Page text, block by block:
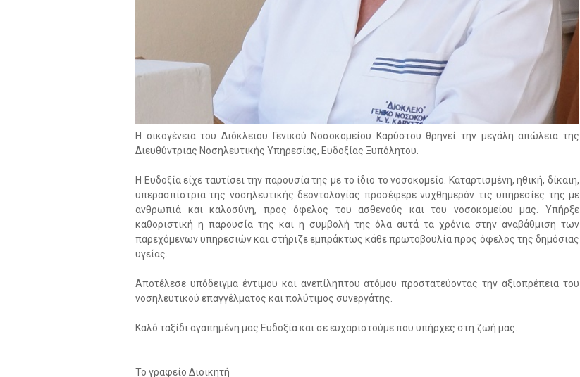
Η οικογένεια του Διόκλειου Γενικού Νοσοκομείου Καρύστου θρηνεί την μεγάλη απώλεια της
Διευθύντριας Νοσηλευτικής Υπηρεσίας, Ευδοξίας Ξυπόλητου.
Η Ευδοξία είχε ταυτίσει την παρουσία της με το ίδιο το νοσοκομείο. Καταρτισμένη, ηθική, δίκαιη,
υπερασπίστρια της νοσηλευτικής δεοντολογίας προσέφερε νυχθημερόν τις υπηρεσίες της με
ανθρωπιά και καλοσύνη, προς όφελος του ασθενούς και του νοσοκομείου μας. Υπήρξε
καθοριστική η παρουσία της και η συμβολή της όλα αυτά τα χρόνια στην αναβάθμιση των
παρεχόμενων υπηρεσιών και στήριζε εμπράκτως κάθε πρωτοβουλία προς όφελος της δημόσιας
υγείας.
Αποτέλεσε υπόδειγμα έντιμου και ανεπίληπτου ατόμου προστατεύοντας την αξιοπρέπεια του
νοσηλευτικού επαγγέλματος και πολύτιμος συνεργάτης.
Καλό ταξίδι αγαπημένη μας Ευδοξία και σε ευχαριστούμε που υπήρχες στη ζωή μας.
Το γραφείο Διοικητή